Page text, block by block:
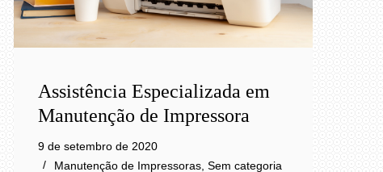
Assistência Especializada em
Manutenção de Impressora
9 de setembro de 2020
Manutenção de Impressoras Sem categoria